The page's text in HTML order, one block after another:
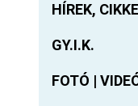
HÍREK,
GY.I.K.
FOTÓ |